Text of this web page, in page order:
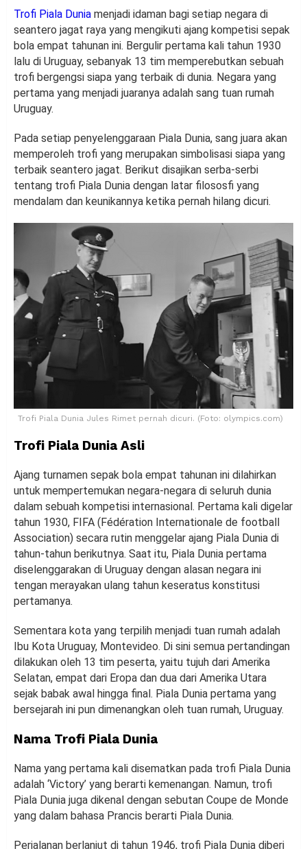
Trofi Piala Dunia menjadi idaman bagi setiap negara di
seantero jagat raya yang mengikuti ajang kompetisi sepak
bola empat tahunan ini. Bergulir pertama kali tahun 1930
lalu di Uruguay, sebanyak 13 tim memperebutkan sebuah
trofi bergengsi siapa yang terbaik di dunia. Negara yang
pertama yang menjadi juaranya adalah sang tuan rumah
Uruguay.
Pada setiap penyelenggaraan Piala Dunia, sang juara akan
memperoleh trofi yang merupakan simbolisasi siapa yang
terbaik seantero jagat. Berikut disajikan serba-serbi
tentang trofi Piala Dunia dengan latar filososfi yang
mendalam dan keunikannya ketika pernah hilang dicuri.
Trofi Piala Dunia Jules Rimet pernah dicuri. (Foto: olympics.com)
Trofi Piala Dunia Asli
Ajang turnamen sepak bola empat tahunan ini dilahirkan
untuk mempertemukan negara-negara di seluruh dunia
dalam sebuah kompetisi internasional. Pertama kali digelar
tahun 1930, FIFA (Fédération Internationale de football
Association) secara rutin menggelar ajang Piala Dunia di
tahun-tahun berikutnya. Saat itu, Piala Dunia pertama
diselenggarakan di Uruguay dengan alasan negara ini
tengan merayakan ulang tahun keseratus konstitusi
pertamanya.
Sementara kota yang terpilih menjadi tuan rumah adalah
Ibu Kota Uruguay, Montevideo. Di sini semua pertandingan
dilakukan oleh 13 tim peserta, yaitu tujuh dari Amerika
Selatan, empat dari Eropa dan dua dari Amerika Utara
sejak babak awal hingga final. Piala Dunia pertama yang
bersejarah ini pun dimenangkan oleh tuan rumah, Uruguay.
Nama Trofi Piala Dunia
Nama yang pertama kali disematkan pada trofi Piala Dunia
adalah ‘Victory’ yang berarti kemenangan. Namun, trofi
Piala Dunia juga dikenal dengan sebutan Coupe de Monde
yang dalam bahasa Prancis berarti Piala Dunia.
Perjalanan berlanjut di tahun 1946, trofi Piala Dunia diberi